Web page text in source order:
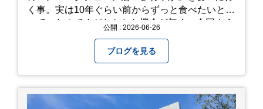
く事。実は10年ぐらい前からずっと食べたいと思
っていたのですがなかなか機会が無く、今回よう
って待機する事になったのですが、、10時頃にも
らった整理券で、お店に入れるのは12時過ぎ頃で
した。大人気とは聞いていましたがここまでと
は、、！！ 駅前ショッピングモール内の店舗だっ
たのでお買い物をしつつ待機して遂に入店。ハン
公開 : 2026-06-26
ブログを見る